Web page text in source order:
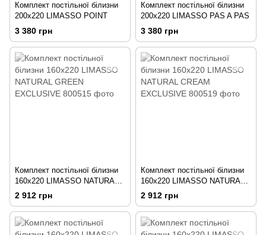
Комплект постільної білизни
200х220 LIMASSO POINT
3 380 грн
Комплект постільної білизни
200х220 LIMASSO PAS A PAS
3 380 грн
Комплект постільної білизни
160х220 LIMASSO NATURAL
GREEN EXCLUSIVE
2 912 грн
Комплект постільної білизни
160х220 LIMASSO NATURAL
CREAM EXCLUSIVE
2 912 грн